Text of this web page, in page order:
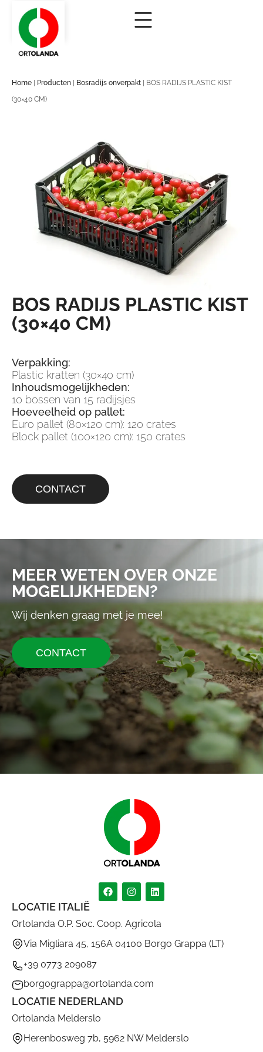
Home | Producten | Bosradijs onverpakt | BOS RADIJS PLASTIC KIST
(30×40 CM)
BOS RADIJS PLASTIC KIST
(30×40 CM)
Verpakking:
Plastic kratten (30×40 cm)
Inhoudsmogelijkheden:
10 bossen van 15 radijsjes
Hoeveelheid op pallet:
Euro pallet (80×120 cm): 120 crates
Block pallet (100×120 cm): 150 crates
CONTACT
MEER WETEN OVER ONZE
MOGELIJKHEDEN?
Wij denken graag met je mee!
CONTACT
LOCATIE ITALIË
Ortolanda O.P. Soc. Coop. Agricola
Via Migliara 45, 156A 04100 Borgo Grappa (LT)
+39 0773 209087
borgograppa@ortolanda.com
LOCATIE NEDERLAND
Ortolanda Melderslo
Herenbosweg 7b, 5962 NW Melderslo